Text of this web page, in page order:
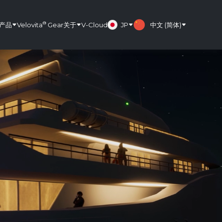
品 Velovita® Gear关于 V-Cloud JP 中文 (简体)